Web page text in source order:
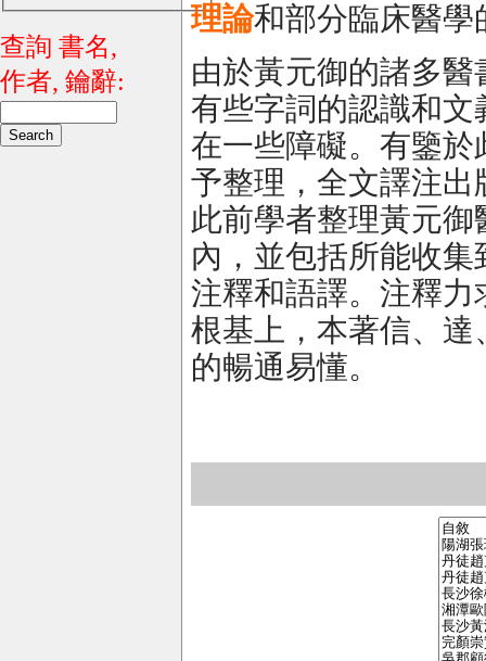
查詢 書名,
作者, 鑰辭:
理論和部分臨床醫學
由於黃元御的諸多
有些字詞的認識和
在一些障礙。有鑒
予整理，全文譯注
此前學者整理黃元
內，並包括所能收
注釋和語譯。注釋
根基上，本著信、
的暢通易懂。